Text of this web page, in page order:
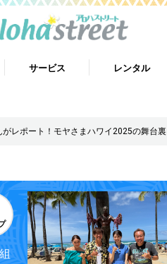
サービス レンタル
がレポート！モヤさまハワイ2025の舞台裏